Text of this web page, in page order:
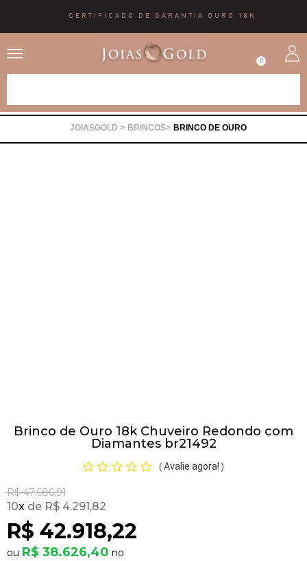
CERTIFICADO DE GARANTIA OURO 18K
0
BRINCOS BRINCO DE OURO
Brinco de Ouro 18k Chuveiro Redondo com
Diamantes br21492
( Avalie agora! )
R$ 47.686,91
R$ 42.918,22
10x R$ 4.291,82
R$ 38.626,40
Pedras Preciosas
OFERTAS